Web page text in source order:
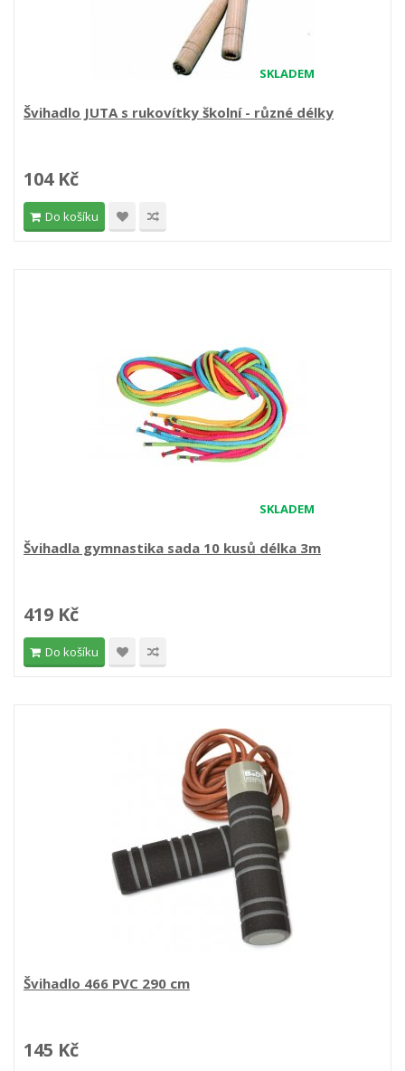
SKLADEM
Švihadlo JUTA s rukovítky školní - různé délky
104 Kč
Do košíku
SKLADEM
Švihadla gymnastika sada 10 kusů délka 3m
419 Kč
Do košíku
Švihadlo 466 PVC 290 cm
145 Kč